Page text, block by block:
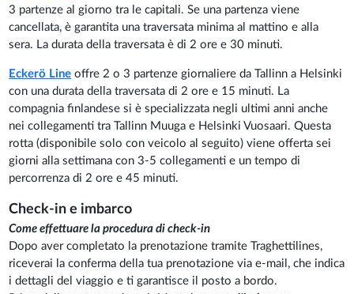
3 partenze al giorno tra le capitali. Se una partenza viene
cancellata, è garantita una traversata minima al mattino e alla
sera. La durata della traversata è di 2 ore e 30 minuti.
Eckerö Line offre 2 o 3 partenze giornaliere da Tallinn a Helsinki
con una durata della traversata di 2 ore e 15 minuti. La
compagnia finlandese si è specializzata negli ultimi anni anche
nei collegamenti tra Tallinn Muuga e Helsinki Vuosaari. Questa
rotta (disponibile solo con veicolo al seguito) viene offerta sei
giorni alla settimana con 3-5 collegamenti e un tempo di
percorrenza di 2 ore e 45 minuti.
Check-in e imbarco
Come effettuare la procedura di check-in
Dopo aver completato la prenotazione tramite Traghettilines,
riceverai la conferma della tua prenotazione via e-mail, che indica
i dettagli del viaggio e ti garantisce il posto a bordo.